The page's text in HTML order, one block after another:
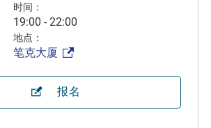
时间：
19:00 - 22:00
地点：
笔克大厦
报名